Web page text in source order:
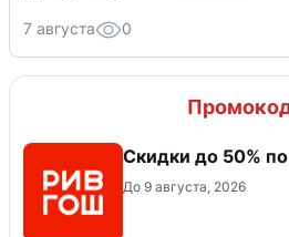
7 августа 0
Скидки до 50%
До 9 августа, 2026